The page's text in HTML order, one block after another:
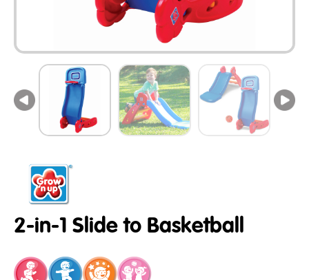
2-in-1 Slide to Basketball